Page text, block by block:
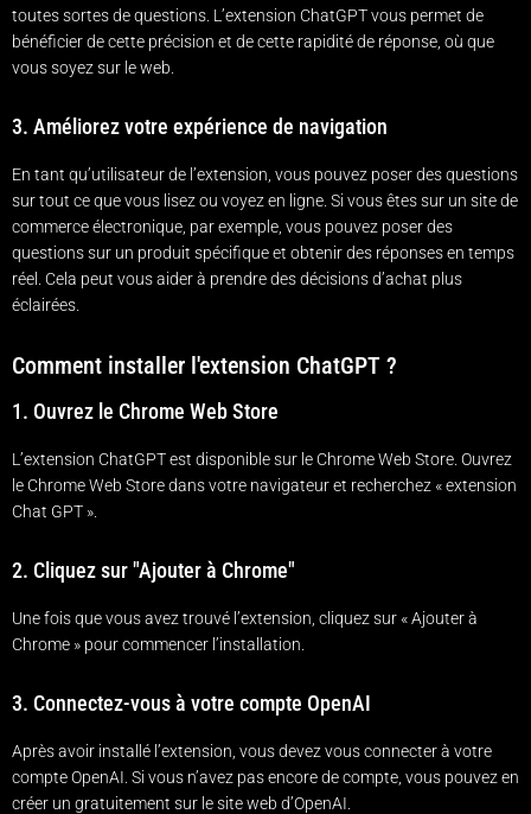
toutes sortes de questions. L’extension ChatGPT vous permet de
bénéficier de cette précision et de cette rapidité de réponse, où que
vous soyez sur le web.
3. Améliorez votre expérience de navigation
En tant qu’utilisateur de l’extension, vous pouvez poser des questions
sur tout ce que vous lisez ou voyez en ligne. Si vous êtes sur un site de
commerce électronique, par exemple, vous pouvez poser des
questions sur un produit spécifique et obtenir des réponses en temps
réel. Cela peut vous aider à prendre des décisions d’achat plus
éclairées.
Comment installer l'extension ChatGPT ?
1. Ouvrez le Chrome Web Store
L’extension ChatGPT est disponible sur le Chrome Web Store. Ouvrez
le Chrome Web Store dans votre navigateur et recherchez « extension
Chat GPT ».
2. Cliquez sur "Ajouter à Chrome"
Une fois que vous avez trouvé l’extension, cliquez sur « Ajouter à
Chrome » pour commencer l’installation.
3. Connectez-vous à votre compte OpenAI
Après avoir installé l’extension, vous devez vous connecter à votre
compte OpenAI. Si vous n’avez pas encore de compte, vous pouvez en
créer un gratuitement sur le site web d’OpenAI.